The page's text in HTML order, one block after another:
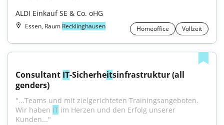
ALDI Einkauf SE & Co. oHG
Essen, Raum Recklinghausen Homeoffice Vollzeit
Consultant IT-Sicherheitsinfrastruktur (all
genders)
"...Teams und mit zielgerichteten Trainingsangeboten.
Wir haben IT im Herzen und den Erfolg unserer
Kunden..."